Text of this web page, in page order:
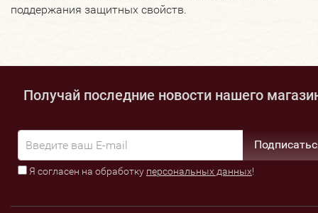
поддержания защитных свойств.
Получай последние новости нашего
Я согласен на обработку персональных данных!